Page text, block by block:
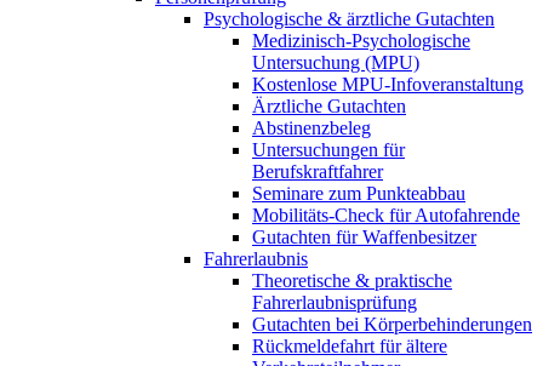
Psychologische & ärztliche Gutachten
Medizinisch-Psychologische
Untersuchung (MPU)
Kostenlose MPU-Infoveranstaltung
Ärztliche Gutachten
Abstinenzbeleg
Untersuchungen für
Berufskraftfahrer
Seminare zum Punkteabbau
Mobilitäts-Check für Autofahrende
Gutachten für Waffenbesitzer
Fahrerlaubnis
Theoretische & praktische
Fahrerlaubnisprüfung
Gutachten bei Körperbehinderungen
Rückmeldefahrt für ältere